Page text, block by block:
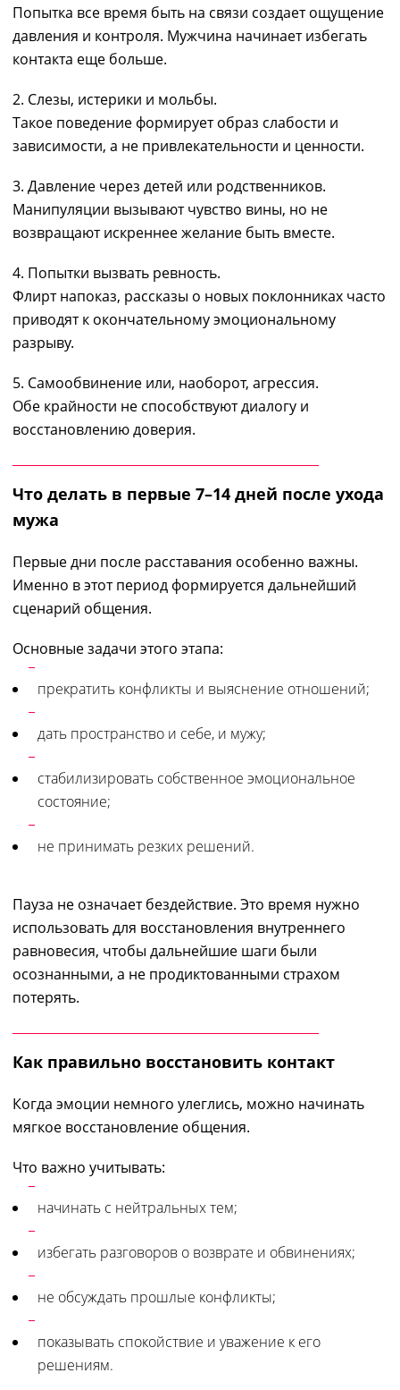
Попытка все время быть на связи создает ощущение
давления и контроля. Мужчина начинает избегать
контакта еще больше.
2. Слезы, истерики и мольбы.
Такое поведение формирует образ слабости и
зависимости, а не привлекательности и ценности.
3. Давление через детей или родственников.
Манипуляции вызывают чувство вины, но не
возвращают искреннее желание быть вместе.
4. Попытки вызвать ревность.
Флирт напоказ, рассказы о новых поклонниках часто
приводят к окончательному эмоциональному
разрыву.
5. Самообвинение или, наоборот, агрессия.
Обе крайности не способствуют диалогу и
восстановлению доверия.
Что делать в первые 7–14 дней после ухода
мужа
Первые дни после расставания особенно важны.
Именно в этот период формируется дальнейший
сценарий общения.
Основные задачи этого этапа:
прекратить конфликты и выяснение отношений;
дать пространство и себе, и мужу;
стабилизировать собственное эмоциональное
состояние;
не принимать резких решений.
Пауза не означает бездействие. Это время нужно
использовать для восстановления внутреннего
равновесия, чтобы дальнейшие шаги были
осознанными, а не продиктованными страхом
потерять.
Как правильно восстановить контакт
Когда эмоции немного улеглись, можно начинать
мягкое восстановление общения.
Что важно учитывать:
начинать с нейтральных тем;
избегать разговоров о возврате и обвинениях;
не обсуждать прошлые конфликты;
показывать спокойствие и уважение к его
решениям.